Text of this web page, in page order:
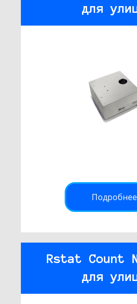
для
Подробнее
Rstat Count
для